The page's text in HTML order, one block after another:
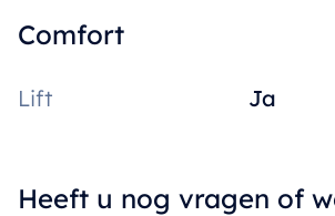
Comfort
Lift Ja
Heeft u nog vragen of